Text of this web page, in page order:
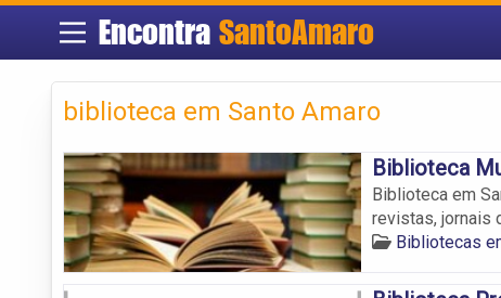
Encontra SantoAmaro
biblioteca em Santo Amaro
Biblioteca
Biblioteca em
revistas, jornais
Bibliotecas